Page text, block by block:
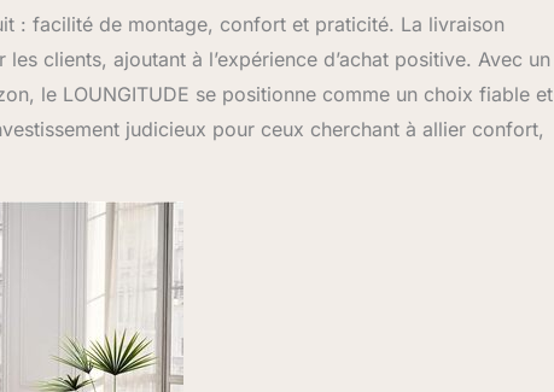
: facilité de montage, confort et praticité. La livraison
clients, ajoutant à l’expérience d’achat positive. Avec un
le LOUNGITUDE se positionne comme un choix fiable et
judicieux pour ceux cherchant à allier confort,